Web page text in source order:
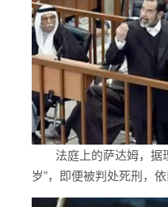
法庭上的萨达姆，据
岁”，即便被判处死刑，